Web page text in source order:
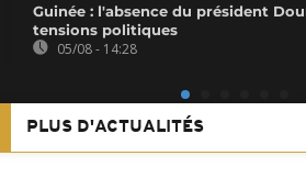
Guinée : l'absence du président
tensions politiques
05/08 - 14:28
PLUS D'ACTUALITÉS